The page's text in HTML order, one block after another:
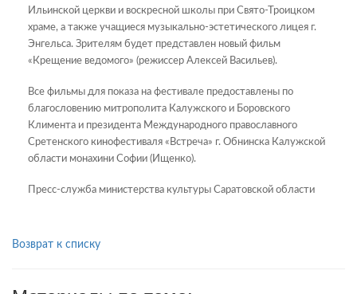
Ильинской церкви и воскресной школы при Свято-Троицком
храме, а также учащиеся музыкально-эстетического лицея г.
Энгельса. Зрителям будет представлен новый фильм
«Крещение ведомого» (режиссер Алексей Васильев).
Все фильмы для показа на фестивале предоставлены по
благословению митрополита Калужского и Боровского
Климента и президента Международного православного
Сретенского кинофестиваля «Встреча» г. Обнинска Калужской
области монахини Софии (Ищенко).
Пресс-служба министерства культуры Саратовской области
Возврат к списку